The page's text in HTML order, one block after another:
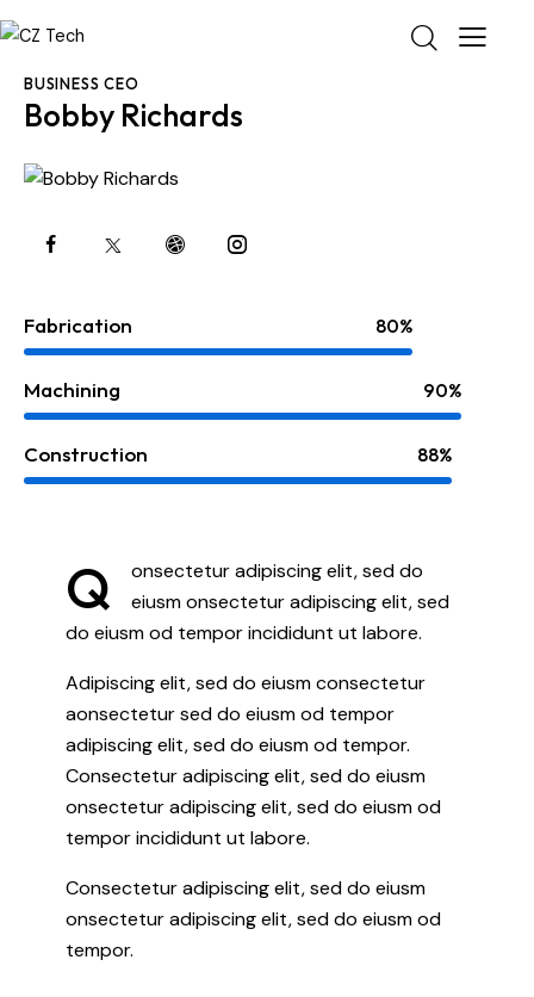
BUSINESS CEO
Bobby Richards
Fabrication 80%
Machining 90%
Construction 88%
Q
onsectetur adipiscing elit, sed do
eiusm onsectetur adipiscing elit, sed
do eiusm od tempor incididunt ut labore.
Adipiscing elit, sed do eiusm consectetur
aonsectetur sed do eiusm od tempor
adipiscing elit, sed do eiusm od tempor.
Consectetur adipiscing elit, sed do eiusm
onsectetur adipiscing elit, sed do eiusm od
tempor incididunt ut labore.
Consectetur adipiscing elit, sed do eiusm
onsectetur adipiscing elit, sed do eiusm od
tempor.